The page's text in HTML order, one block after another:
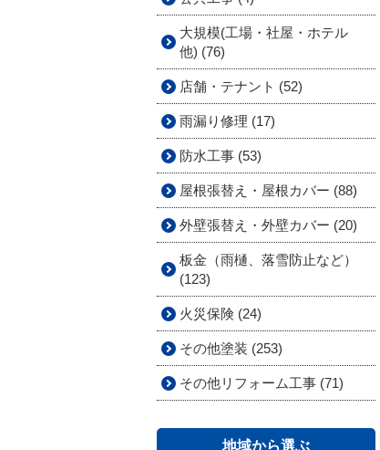
大規模(工場・社屋・ホテル
他) (76)
店舗・テナント (52)
雨漏り修理 (17)
防水工事 (53)
屋根張替え・屋根カバー (88)
外壁張替え・外壁カバー (20)
板金（雨樋、落雪防止など）
(123)
火災保険 (24)
その他塗装 (253)
その他リフォーム工事 (71)
地域から選ぶ